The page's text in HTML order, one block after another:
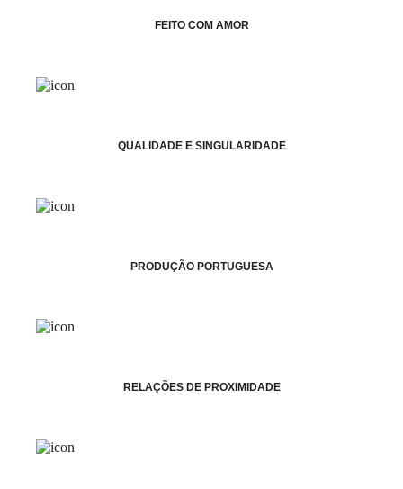
FEITO COM AMOR
QUALIDADE E SINGULARIDADE
PRODUÇÃO PORTUGUESA
RELAÇÕES DE PROXIMIDADE